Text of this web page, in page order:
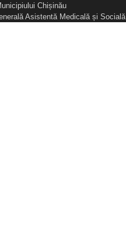
Chișinău
Asistentă Medicală și Socială